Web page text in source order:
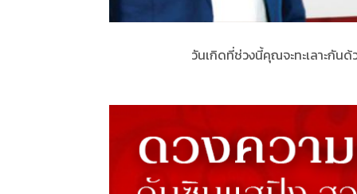
วันเกิดที่ช่วงนี้คุณจะทะเลาะกันด้